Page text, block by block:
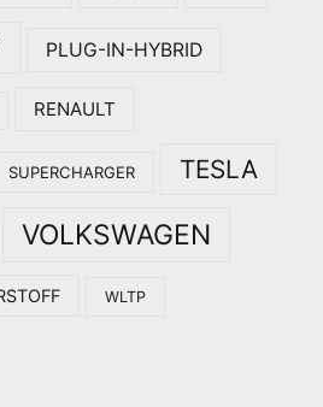
PLUG-IN-HYBRID
RENAULT
SUPERCHARGER TESLA
VOLKSWAGEN
WLTP